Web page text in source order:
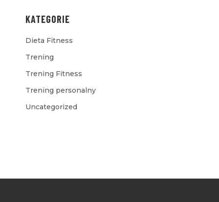
KATEGORIE
Dieta Fitness
Trening
Trening Fitness
Trening personalny
Uncategorized